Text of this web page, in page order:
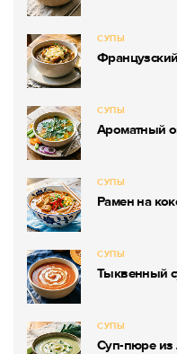
СУПЫ
СУПЫ
Ароматный
СУПЫ
Рамен на
СУПЫ
Тыквенный
СУПЫ
Суп-пюре из